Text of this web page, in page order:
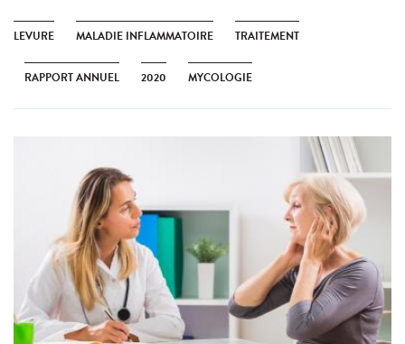
LEVURE MALADIE INFLAMMATOIRE TRAITEMENT
RAPPORT ANNUEL 2020 MYCOLOGIE